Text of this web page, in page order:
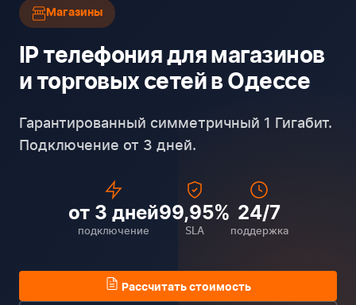
Магазины
IP телефония для магазинов
и торговых сетей в Одессе
Гарантированный симметричный 1 Гигабит.
Подключение от 3 дней.
от 3 дней
подключение
99,95%
SLA
24/7
поддержка
Рассчитать стоимость